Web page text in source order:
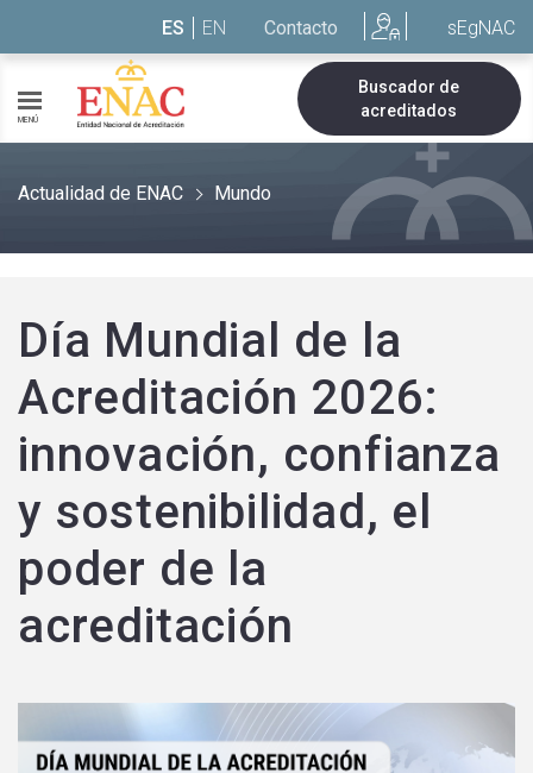
ES EN Contacto sEgNAC
MENÚ
Buscador de
acreditados
Actualidad de ENAC Mundo
Día Mundial de la
Acreditación 2026:
innovación, confianza
y sostenibilidad, el
poder de la
acreditación